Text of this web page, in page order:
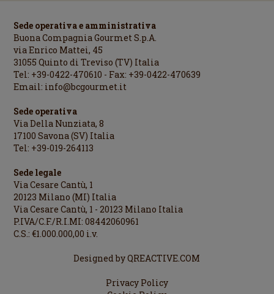
Sede operativa e amministrativa
Buona Compagnia Gourmet S.p.A.
via Enrico Mattei, 45
31055 Quinto di Treviso (TV) Italia
Tel: +39-0422-470610 - Fax: +39-0422-470639
Email: info@bcgourmet.it
Sede operativa
Via Della Nunziata, 8
17100 Savona (SV) Italia
Tel: +39-019-264113
Sede legale
Via Cesare Cantù, 1
20123 Milano (MI) Italia
Via Cesare Cantù, 1 - 20123 Milano Italia
P.IVA/C.F./R.I.MI: 08442060961
C.S.: €1.000.000,00 i.v.
Designed byQREACTIVE.COM
Privacy Policy